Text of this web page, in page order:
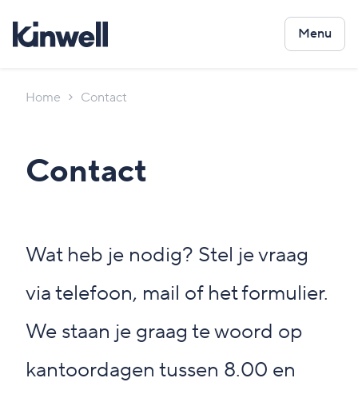
Menu
Home Contact
Contact
Wat heb je nodig? Stel je vraag
via telefoon, mail of het formulier.
We staan je graag te woord op
kantoordagen tussen 8.00 en